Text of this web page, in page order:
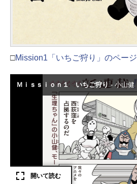
□Mission1「いちご狩り」のページ